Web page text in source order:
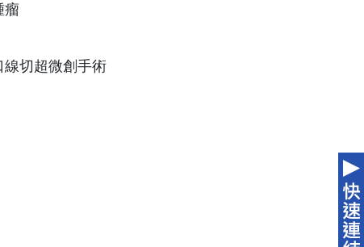
瘤
線切超微創手術